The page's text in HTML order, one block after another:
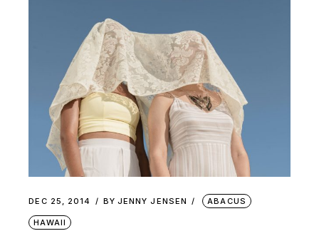
DEC 25, 2014 BY JENNY JENSEN ABACUS
HAWAII